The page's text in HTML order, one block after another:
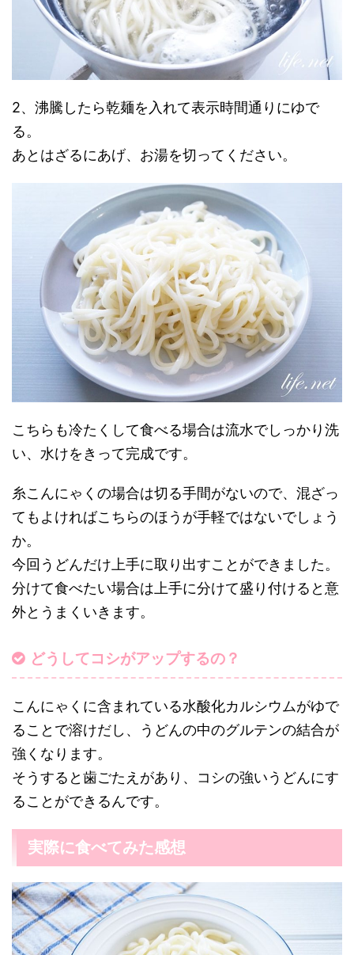
2、沸騰したら乾麺を入れて表示時間通りにゆで
る。
あとはざるにあげ、お湯を切ってください。
こちらも冷たくして食べる場合は流水でしっかり洗
い、水けをきって完成です。
糸こんにゃくの場合は切る手間がないので、混ざっ
てもよければこちらのほうが手軽ではないでしょう
か。
今回うどんだけ上手に取り出すことができました。
分けて食べたい場合は上手に分けて盛り付けると意
外とうまくいきます。
どうしてコシがアップするの？
こんにゃくに含まれている水酸化カルシウムがゆで
ることで溶けだし、うどんの中のグルテンの結合が
強くなります。
そうすると歯ごたえがあり、コシの強いうどんにす
ることができるんです。
実際に食べてみた感想